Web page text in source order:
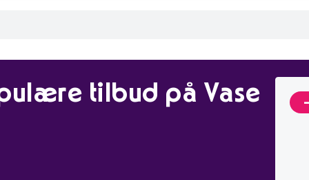
tilbud på Vase